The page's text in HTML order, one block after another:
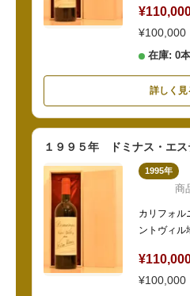
¥100,000
在庫: 0本
詳しく見
１９９５年 ドミナス・エス
1995年
商
カリフォ
ントヴィ
¥100,000